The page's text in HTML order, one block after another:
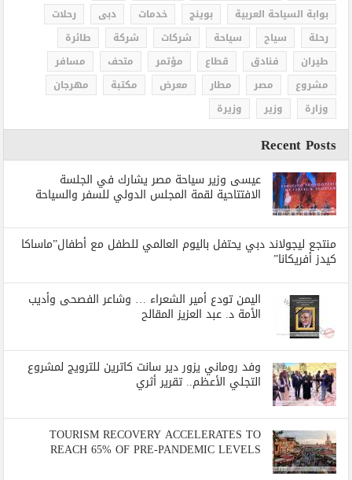
بوابة السياحة العربية
بوينج خدمات دبى
رحلات
رحلة
سياح سياحة شركات شركة
طائرة
طيران
فنادق قطاع مؤتمر متحف
مسافر
مشروع
مصر مطار معرض مكتبة
مهرجان
وزارة
وزير وزيرة
Recent Posts
عيسى وزير سياحة مصر يشارك في الجلسة
الافتتاحية لقمة المجلس الدولي للسفر والسياحة
منتجع ليجولاند دبي يحتفل باليوم العالمي للطفل مع أطفال”ماساكا
كيدز أفريكانا”
اليمن تودع أمير الشعراء … وشاعر الفصحى وأديب
الأمة د. عبد العزيز المقالح
وفد روماني يزور دير سانت كاترين للترويج لمشروع
التجلي الأعظم.. تقرير أثري
TOURISM RECOVERY ACCELERATES TO
REACH 65% OF PRE-PANDEMIC LEVELS